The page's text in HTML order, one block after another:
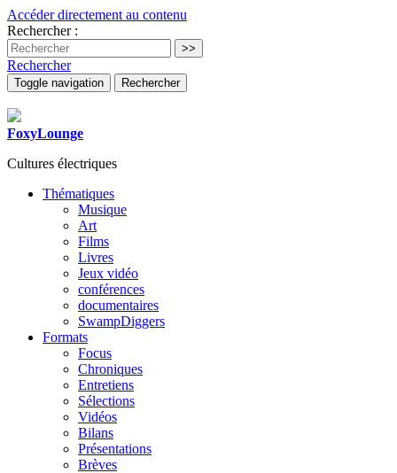
Accéder directement au contenu
Rechercher :
Rechercher
Toggle navigation Rechercher
FoxyLounge
Cultures électriques
Thématiques
Musique
Art
Films
Livres
Jeux vidéo
conférences
documentaires
SwampDiggers
Formats
Focus
Chroniques
Entretiens
Sélections
Vidéos
Bilans
Présentations
Brèves